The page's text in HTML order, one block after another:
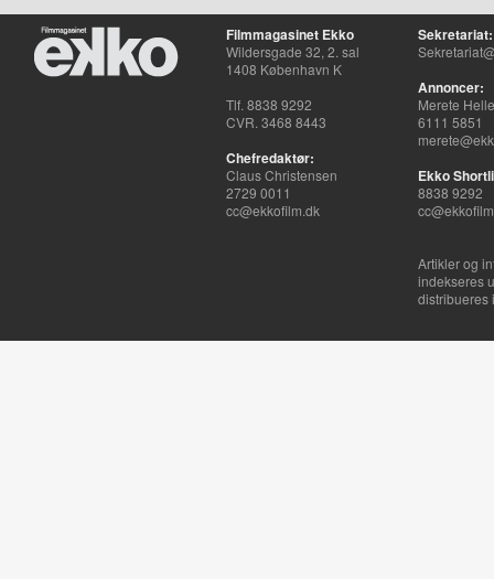
Filmmagasinet Ekko
Wildersgade 32, 2. sal
1408 København K
Tlf. 8838 9292
CVR. 3468 8443
Chefredaktør:
Claus Christensen
2729 0011
cc@ekkofilm.dk
Sekretariat:
Annoncer:
Merete
6111 5851
Ekko
8838 9292
Artikler og
indekseres
distribueres